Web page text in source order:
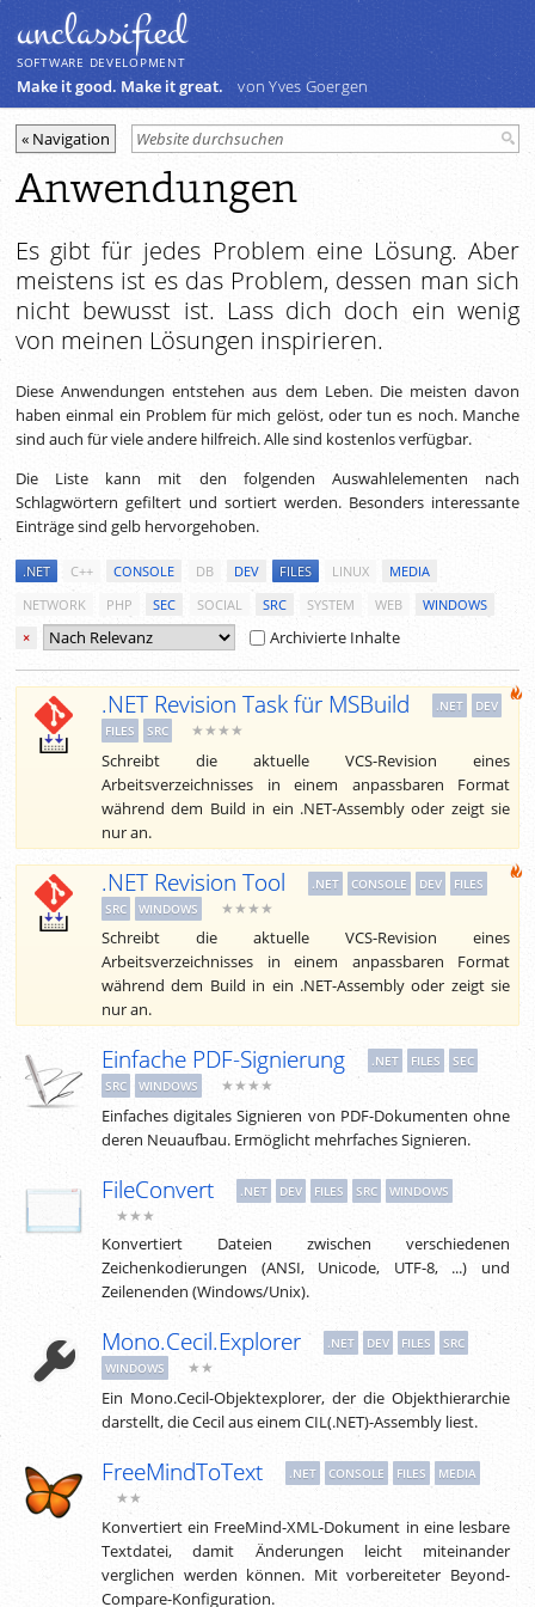
unclassiﬁed
SOFTWARE DEVELOPMENT
Make it good. Make it great. von Yves Goergen
Anwendungen
Es gibt für jedes Problem eine Lösung. Aber
meistens ist es das Problem, dessen man sich
nicht bewusst ist. Lass dich doch ein wenig
von meinen Lösungen inspirieren.
Diese Anwendungen entstehen aus dem Leben. Die meisten davon
haben einmal ein Problem für mich gelöst, oder tun es noch. Manche
sind auch für viele andere hilfreich. Alle sind kostenlos verfügbar.
Die Liste kann mit den folgenden Auswahlelementen nach
Schlagwörtern gefiltert und sortiert werden. Besonders interessante
Einträge sind gelb hervorgehoben.
.NET C++ CONSOLE DB DEV FILES LINUX
MEDIA
NETWORK
PHP SEC SOCIAL SRC SYSTEM WEB
WINDOWS
×
Archivierte Inhalte
.NET Revision Task für MSBuild .NET
DEV
FILES
SRC ★★★★
Schreibt die aktuelle VCS-Revision eines
Arbeitsverzeichnisses in einem anpassbaren Format
während dem Build in ein .NET-Assembly oder zeigt sie
nur an.
.NET Revision Tool .NET CONSOLE DEV
FILES
SRC
WINDOWS ★★★★
Schreibt die aktuelle VCS-Revision eines
Arbeitsverzeichnisses in einem anpassbaren Format
während dem Build in ein .NET-Assembly oder zeigt sie
nur an.
Einfache PDF-Signierung .NET FILES
SEC
SRC
WINDOWS ★★★★
Einfaches digitales Signieren von PDF-Dokumenten ohne
deren Neuaufbau. Ermöglicht mehrfaches Signieren.
FileConvert .NET DEV FILES SRC WINDOWS
★★★
Konvertiert Dateien zwischen verschiedenen
Zeichenkodierungen (ANSI, Unicode, UTF-8, ...) und
Zeilenenden (Windows/Unix).
Mono.Cecil.Explorer .NET DEV FILES
SRC
WINDOWS
★★
Ein Mono.Cecil-Objektexplorer, der die Objekthierarchie
darstellt, die Cecil aus einem CIL(.NET)-Assembly liest.
FreeMindToText .NET CONSOLE FILES MEDIA
★★
Konvertiert ein FreeMind-XML-Dokument in eine lesbare
Textdatei, damit Änderungen leicht miteinander
verglichen werden können. Mit vorbereiteter Beyond-
Compare-Konfiguration.